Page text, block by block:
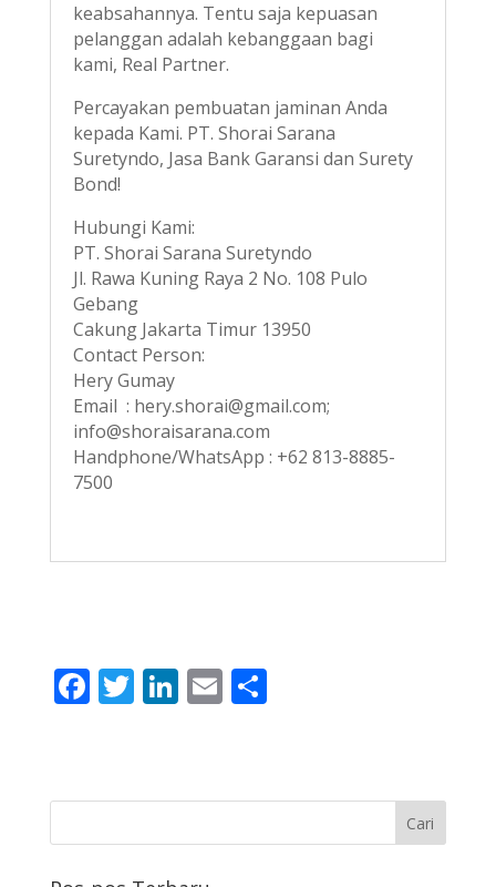
keabsahannya. Tentu saja kepuasan
pelanggan adalah kebanggaan bagi
kami, Real Partner.
Percayakan pembuatan jaminan Anda
kepada Kami. PT. Shorai Sarana
Suretyndo, Jasa Bank Garansi dan Surety
Bond!
Hubungi Kami:
PT. Shorai Sarana Suretyndo
Jl. Rawa Kuning Raya 2 No. 108 Pulo
Gebang
Cakung Jakarta Timur 13950
Contact Person:
Hery Gumay
Email : hery.shorai@gmail.com;
info@shoraisarana.com
Handphone/WhatsApp : +62 813-8885-
7500
F
b
T
er
Li
e
E
l
S
e